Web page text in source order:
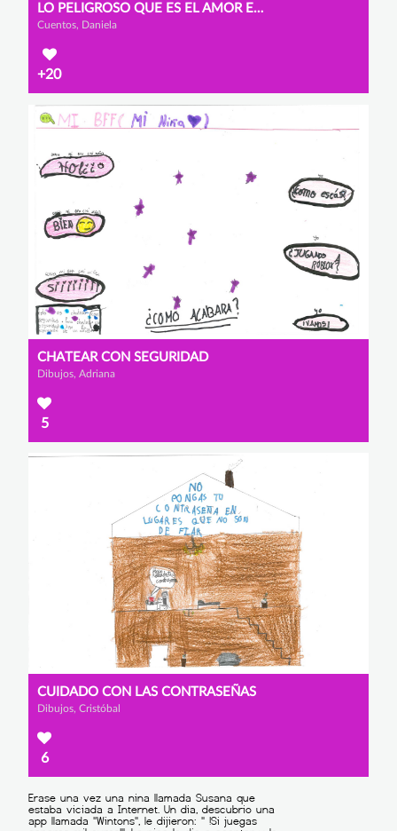
LO PELIGROSO QUE ES EL AMOR EN INTERNET
Cuentos, Daniela
+20
CHATEAR CON SEGURIDAD
Dibujos, Adriana
5
CUIDADO CON LAS CONTRASEÑAS
Dibujos, Cristóbal
6